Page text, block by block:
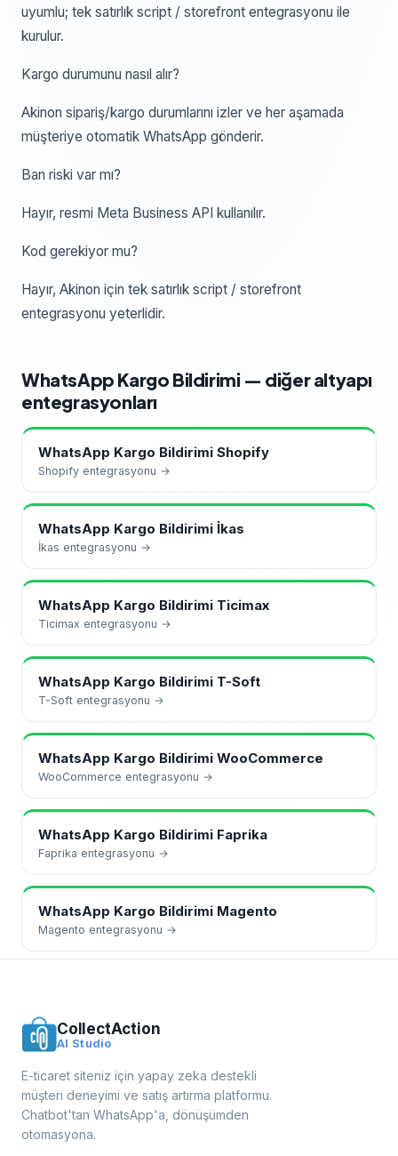
uyumlu; tek satırlık script / storefront entegrasyonu ile
kurulur.
Kargo durumunu nasıl alır?
Akinon sipariş/kargo durumlarını izler ve her aşamada
müşteriye otomatik WhatsApp gönderir.
Ban riski var mı?
Hayır, resmi Meta Business API kullanılır.
Kod gerekiyor mu?
Hayır, Akinon için tek satırlık script / storefront
entegrasyonu yeterlidir.
WhatsApp Kargo Bildirimi — diğer altyapı
entegrasyonları
WhatsApp Kargo Bildirimi Shopify
Shopify entegrasyonu →
WhatsApp Kargo Bildirimi İkas
İkas entegrasyonu →
WhatsApp Kargo Bildirimi Ticimax
Ticimax entegrasyonu →
WhatsApp Kargo Bildirimi T-Soft
T-Soft entegrasyonu →
WhatsApp Kargo Bildirimi WooCommerce
WooCommerce entegrasyonu →
WhatsApp Kargo Bildirimi Faprika
Faprika entegrasyonu →
WhatsApp Kargo Bildirimi Magento
Magento entegrasyonu →
CollectAction
AI Studio
E-ticaret siteniz için yapay zeka destekli
müşteri deneyimi ve satış artırma platformu.
Chatbot'tan WhatsApp'a, dönüşümden
otomasyona.